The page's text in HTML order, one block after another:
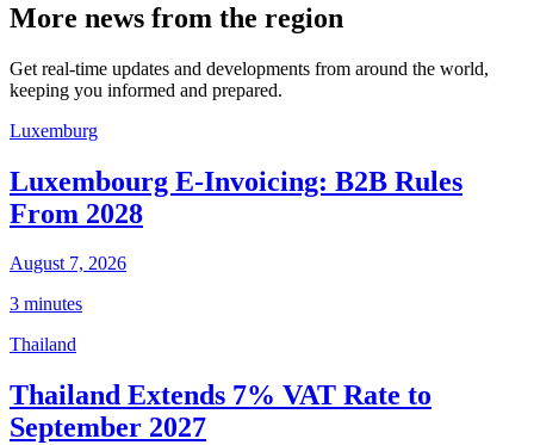
More news from the region
Get real-time updates and developments from around the world,
keeping you informed and prepared.
Luxemburg
Luxembourg E-Invoicing: B2B Rules
From 2028
August 7, 2026
3 minutes
Thailand
Thailand Extends 7% VAT Rate to
September 2027